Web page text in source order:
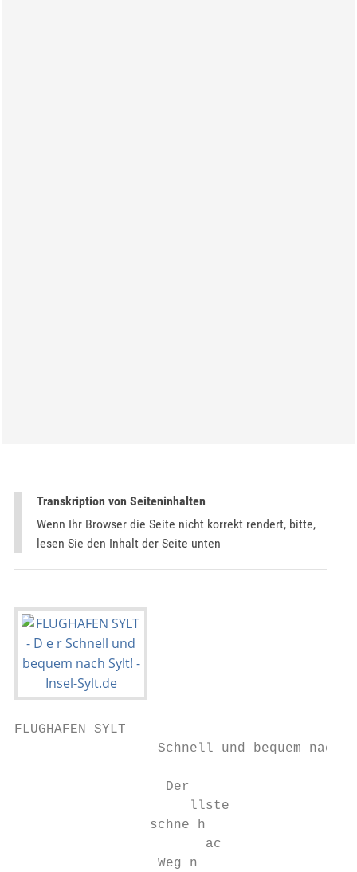
Transkription von Seiteninhalten
Wenn Ihr Browser die Seite nicht korrekt rendert, bitte,
lesen Sie den Inhalt der Seite unten
FLUGHAFEN SYLT
Schnell und bequem nach
                   Der
                      llste
                 schne h
                        ac
                  Weg n